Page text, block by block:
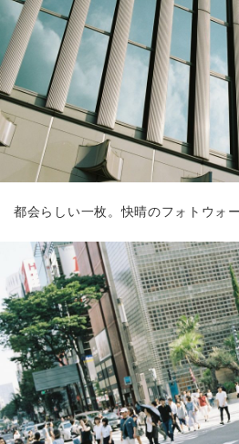
都会らしい一枚。快晴のフォトウォ